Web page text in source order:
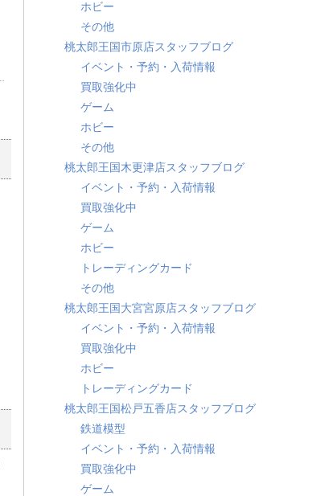
ホビー
その他
桃太郎王国市原店スタッフブログ
イベント・予約・入荷情報
買取強化中
ゲーム
ホビー
その他
桃太郎王国木更津店スタッフブログ
イベント・予約・入荷情報
買取強化中
ゲーム
ホビー
トレーディングカード
その他
桃太郎王国大宮宮原店スタッフブログ
イベント・予約・入荷情報
買取強化中
ホビー
トレーディングカード
桃太郎王国松戸五香店スタッフブログ
鉄道模型
イベント・予約・入荷情報
買取強化中
ゲーム